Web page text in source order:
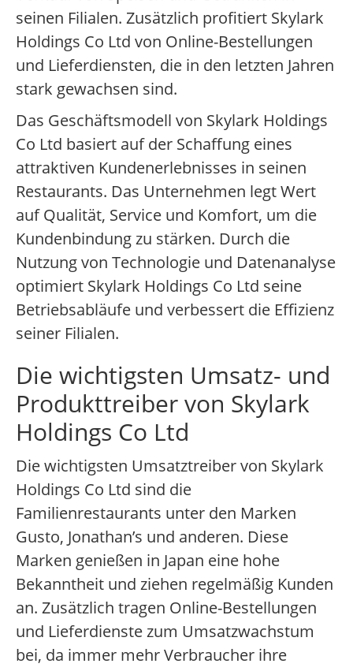
seinen Filialen. Zusätzlich profitiert Skylark
Holdings Co Ltd von Online-Bestellungen
und Lieferdiensten, die in den letzten Jahren
stark gewachsen sind.
Das Geschäftsmodell von Skylark Holdings
Co Ltd basiert auf der Schaffung eines
attraktiven Kundenerlebnisses in seinen
Restaurants. Das Unternehmen legt Wert
auf Qualität, Service und Komfort, um die
Kundenbindung zu stärken. Durch die
Nutzung von Technologie und Datenanalyse
optimiert Skylark Holdings Co Ltd seine
Betriebsabläufe und verbessert die Effizienz
seiner Filialen.
Die wichtigsten Umsatz- und
Produkttreiber von Skylark
Holdings Co Ltd
Die wichtigsten Umsatztreiber von Skylark
Holdings Co Ltd sind die
Familienrestaurants unter den Marken
Gusto, Jonathan’s und anderen. Diese
Marken genießen in Japan eine hohe
Bekanntheit und ziehen regelmäßig Kunden
an. Zusätzlich tragen Online-Bestellungen
und Lieferdienste zum Umsatzwachstum
bei, da immer mehr Verbraucher ihre